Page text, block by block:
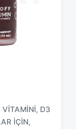
VITAMINI, D3
IÇIN,